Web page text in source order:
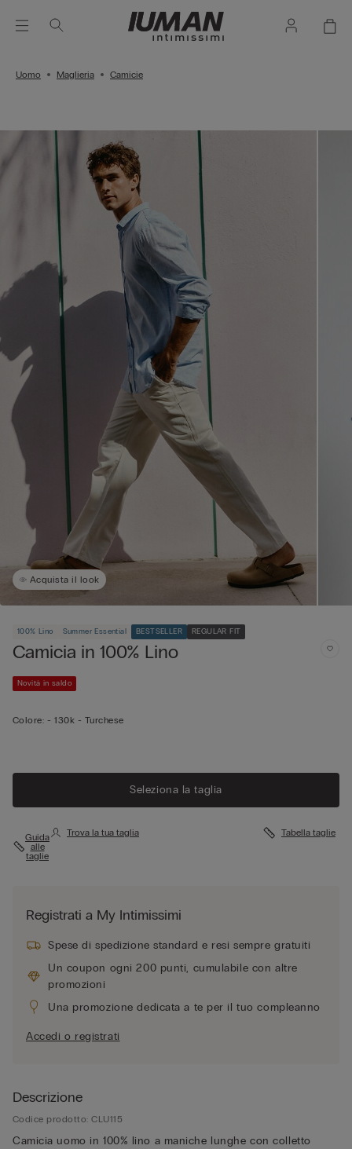
Uomo Maglieria Camicie
Acquista il look
100% Lino Summer Essential BESTSELLER REGULAR FIT
Camicia in 100% Lino
Novità in saldo
Colore: -130k - Turchese
Seleziona la taglia
Guida
alle
taglie
Trova la tua taglia Tabella taglie
Registrati a My Intimissimi
Spese di spedizione standard e resi sempre gratuiti
Un coupon ogni 200 punti, cumulabile con altre
promozioni
Una promozione dedicata a te per il tuo compleanno
Accedi o registrati
Descrizione
Codice prodotto: CLU115
Camicia uomo in 100% lino a maniche lunghe con colletto